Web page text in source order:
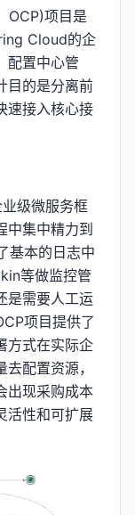
OCP)项目是
Cloud的企
配置中心管
目的是分离前
速接入核心接
级微服务框
中集中精力到
基本的日志中
等做监控管
是需要人工运
项目提供了
方式在实际企
配置资源，
出现采购成本
活性和可扩展